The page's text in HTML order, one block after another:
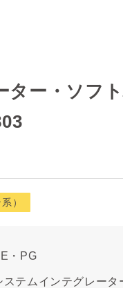
ター・ソフ
）
・PG
ステムインテグレー